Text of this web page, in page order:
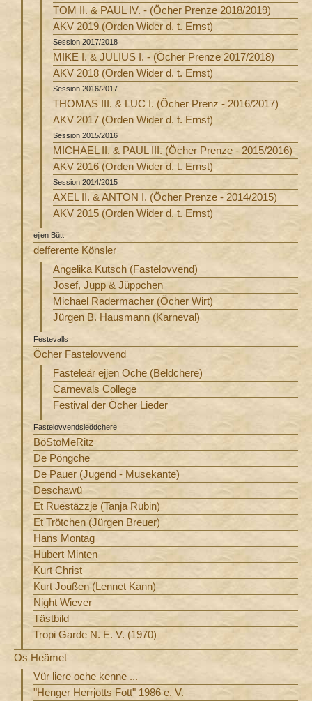
TOM II. & PAUL IV. - (Öcher Prenze 2018/2019)
AKV 2019 (Orden Wider d. t. Ernst)
Session 2017/2018
MIKE I. & JULIUS I. - (Öcher Prenze 2017/2018)
AKV 2018 (Orden Wider d. t. Ernst)
Session 2016/2017
THOMAS III. & LUC I. (Öcher Prenz - 2016/2017)
AKV 2017 (Orden Wider d. t. Ernst)
Session 2015/2016
MICHAEL II. & PAUL III. (Öcher Prenze - 2015/2016)
AKV 2016 (Orden Wider d. t. Ernst)
Session 2014/2015
AXEL II. & ANTON I. (Öcher Prenze - 2014/2015)
AKV 2015 (Orden Wider d. t. Ernst)
ejjen Bütt
defferente Könsler
Angelika Kutsch (Fastelovvend)
Josef, Jupp & Jüppchen
Michael Radermacher (Öcher Wirt)
Jürgen B. Hausmann (Karneval)
Festevalls
Öcher Fastelovvend
Fasteleär ejjen Oche (Beldchere)
Carnevals College
Festival der Öcher Lieder
Fastelovvendsleddchere
BöStoMeRitz
De Pöngche
De Pauer (Jugend - Musekante)
Deschawü
Et Ruestäzzje (Tanja Rubin)
Et Trötchen (Jürgen Breuer)
Hans Montag
Hubert Minten
Kurt Christ
Kurt Joußen (Lennet Kann)
Night Wiever
Tästbild
Tropi Garde N. E. V. (1970)
Os Heämet
Vür liere oche kenne ...
"Henger Herrjotts Fott" 1986 e. V.